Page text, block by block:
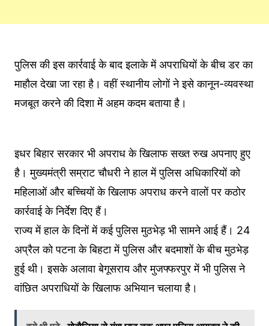
पुलिस की इस कार्रवाई के बाद इलाके में अपराधियों के बीच डर का
माहौल देखा जा रहा है। वहीं स्थानीय लोगों ने इसे कानून-व्यवस्था
मजबूत करने की दिशा में अहम कदम बताया है।
इधर बिहार सरकार भी अपराध के खिलाफ सख्त रुख अपनाए हुए
है। मुख्यमंत्री सम्राट चौधरी ने हाल में पुलिस अधिकारियों को
महिलाओं और बच्चियों के खिलाफ अपराध करने वालों पर कठोर
कार्रवाई के निर्देश दिए हैं।
राज्य में हाल के दिनों में कई पुलिस मुठभेड़ भी सामने आई हैं। 24
अप्रैल को पटना के बिहटा में पुलिस और बदमाशों के बीच मुठभेड़
हुई थी। इसके अलावा बेगूसराय और मुजफ्फरपुर में भी पुलिस ने
वांछित अपराधियों के खिलाफ अभियान चलाया है।